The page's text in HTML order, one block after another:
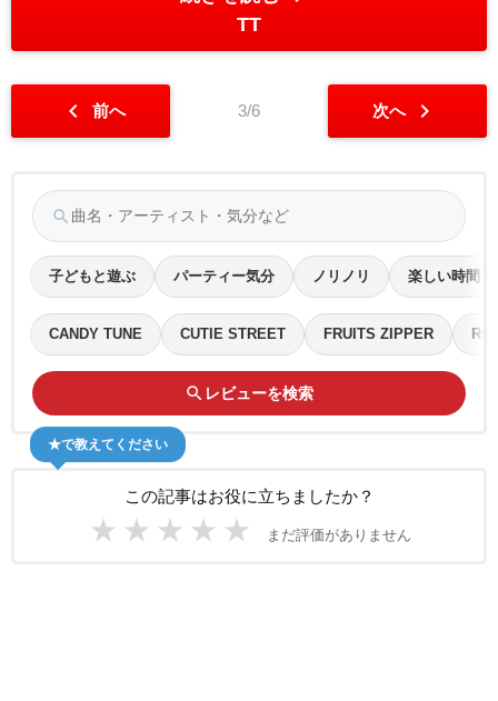
TT
chevron_left 前へ 3/6 次へ chevron_right
search
子どもと遊ぶ パーティー気分 ノリノリ 楽しい時間
CANDY TUNE CUTIE STREET FRUITS ZIPPER
search レビューを検索
この記事はお役に立ちましたか？
★ ★ ★ ★ ★ まだ評価がありません
★で教えてください